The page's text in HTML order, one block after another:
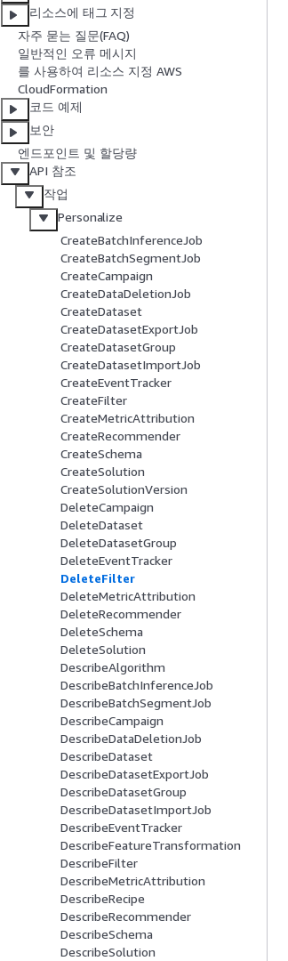
리소스에 태그 지정
자주 묻는 질문(FAQ)
일반적인 오류 메시지
를 사용하여 리소스 지정 AWS
CloudFormation
코드 예제
보안
엔드포인트 및 할당량
API 참조
작업
Personalize
CreateBatchInferenceJob
CreateBatchSegmentJob
CreateCampaign
CreateDataDeletionJob
CreateDataset
CreateDatasetExportJob
CreateDatasetGroup
CreateDatasetImportJob
CreateEventTracker
CreateFilter
CreateMetricAttribution
CreateRecommender
CreateSchema
CreateSolution
CreateSolutionVersion
DeleteCampaign
DeleteDataset
DeleteDatasetGroup
DeleteEventTracker
DeleteFilter
DeleteMetricAttribution
DeleteRecommender
DeleteSchema
DeleteSolution
DescribeAlgorithm
DescribeBatchInferenceJob
DescribeBatchSegmentJob
DescribeCampaign
DescribeDataDeletionJob
DescribeDataset
DescribeDatasetExportJob
DescribeDatasetGroup
DescribeDatasetImportJob
DescribeEventTracker
DescribeFeatureTransformation
DescribeFilter
DescribeMetricAttribution
DescribeRecipe
DescribeRecommender
DescribeSchema
DescribeSolution